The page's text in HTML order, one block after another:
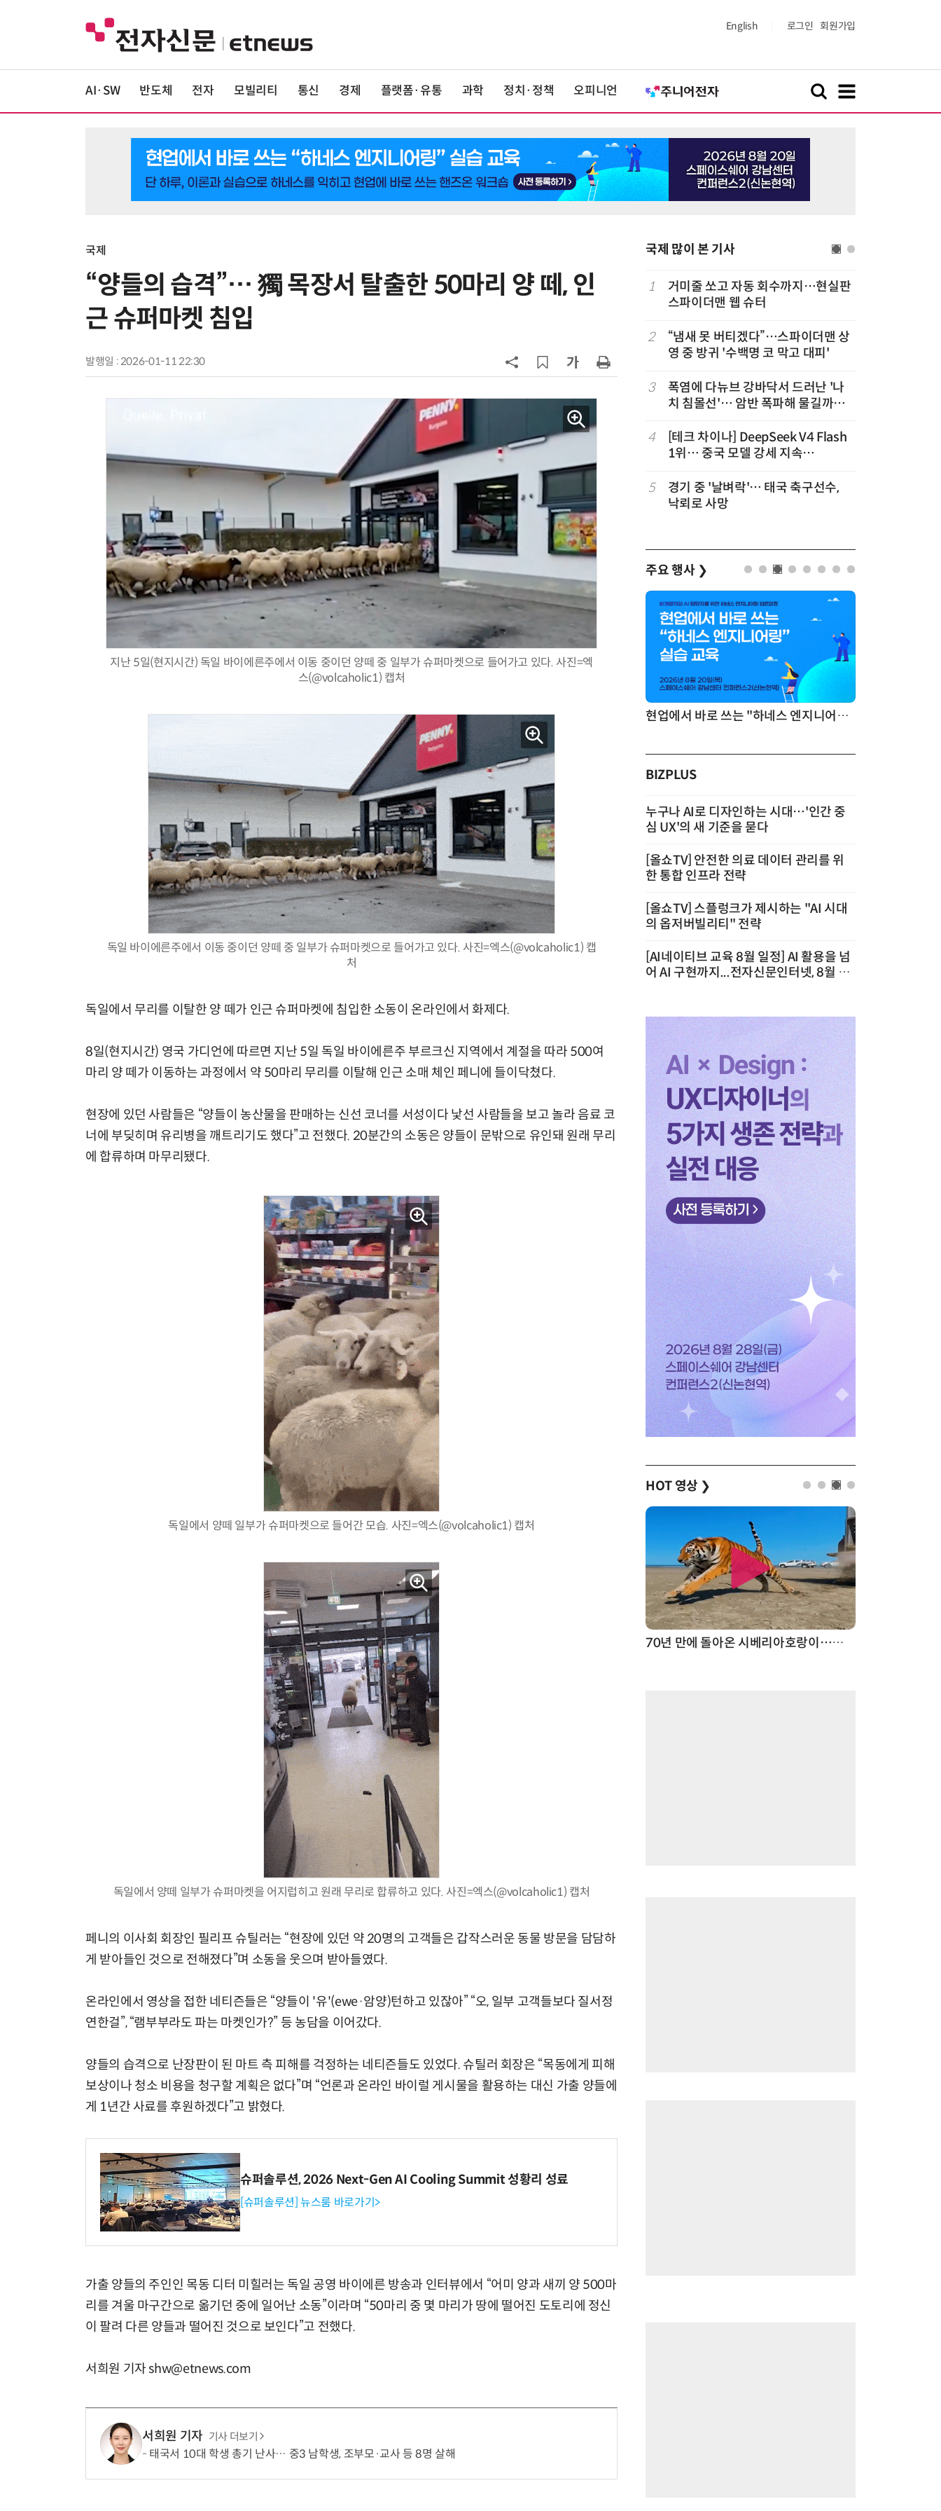
English 로그인 회원가입
AI·SW 반도체 전자 모빌리티 통신 경제 플랫폼·유통 과학 정치·정책 오피니언
국제
“양들의 습격”… 獨 목장서 탈출한 50마리 양 떼, 인
근 슈퍼마켓 침입
발행일 : 2026-01-11 22:30
지난 5일(현지시간) 독일 바이에른주에서 이동 중이던 양떼 중 일부가 슈퍼마켓으로 들어가고 있다. 사진=엑
스(@volcaholic1) 캡처
독일 바이에른주에서 이동 중이던 양떼 중 일부가 슈퍼마켓으로 들어가고 있다. 사진=엑스(@volcaholic1) 캡
처
독일에서 무리를 이탈한 양 떼가 인근 슈퍼마켓에 침입한 소동이 온라인에서 화제다.
8일(현지시간) 영국 가디언에 따르면 지난 5일 독일 바이에른주 부르크신 지역에서 계절을 따라 500여
마리 양 떼가 이동하는 과정에서 약 50마리 무리를 이탈해 인근 소매 체인 페니에 들이닥쳤다.
현장에 있던 사람들은 “양들이 농산물을 판매하는 신선 코너를 서성이다 낯선 사람들을 보고 놀라 음료 코
너에 부딪히며 유리병을 깨트리기도 했다”고 전했다. 20분간의 소동은 양들이 문밖으로 유인돼 원래 무리
에 합류하며 마무리됐다.
독일에서 양떼 일부가 슈퍼마켓으로 들어간 모습. 사진=엑스(@volcaholic1) 캡처
독일에서 양떼 일부가 슈퍼마켓을 어지럽히고 원래 무리로 합류하고 있다. 사진=엑스(@volcaholic1) 캡처
페니의 이사회 회장인 필리프 슈틸러는 “현장에 있던 약 20명의 고객들은 갑작스러운 동물 방문을 담담하
게 받아들인 것으로 전해졌다”며 소동을 웃으며 받아들였다.
온라인에서 영상을 접한 네티즌들은 “양들이 '유'(ewe·암양)턴하고 있잖아” “오, 일부 고객들보다 질서정
연한걸”, “램부부라도 파는 마켓인가?” 등 농담을 이어갔다.
양들의 습격으로 난장판이 된 마트 측 피해를 걱정하는 네티즌들도 있었다. 슈틸러 회장은 “목동에게 피해
보상이나 청소 비용을 청구할 계획은 없다”며 “언론과 온라인 바이럴 게시물을 활용하는 대신 가출 양들에
게 1년간 사료를 후원하겠다”고 밝혔다.
슈퍼솔루션, 2026 Next-Gen AI Cooling Summit 성황리 성료
[슈퍼솔루션] 뉴스룸 바로가기>
가출 양들의 주인인 목동 디터 미힐러는 독일 공영 바이에른 방송과 인터뷰에서 “어미 양과 새끼 양 500마
리를 겨울 마구간으로 옮기던 중에 일어난 소동”이라며 “50마리 중 몇 마리가 땅에 떨어진 도토리에 정신
이 팔려 다른 양들과 떨어진 것으로 보인다”고 전했다.
서희원 기자 shw@etnews.com
서희원 기자 기사 더보기
태국서 10대 학생 총기 난사… 중3 남학생, 조부모·교사 등 8명 살해
국제 많이 본 기사
6
19세 공주도 입대…덴마크, 국방력
엔비디아, HBM 독주 흔들”
인 인플루언서 체포… 7대 연쇄추돌
후 도망가
진정한 우정?…친구 구하려다 둘 다
의자 틈에 목이 낀 순간
10
“설마, 삼전닉스가 하루새 반토막날
까”…월가에 판돈 몰린다는데
1
거미줄 쏘고 자동 회수까지…현실판
스파이더맨 웹 슈터
2
“냄새 못 버티겠다”…스파이더맨 상
영 중 방귀 '수백명 코 막고 대피'
3
폭염에 다뉴브 강바닥서 드러난 '나
치 침몰선'… 암반 폭파해 물길까지
4
[테크 차이나] DeepSeek V4 Flash
1위… 중국 모델 강세 지속
순위)
5
경기 중 '날벼락'… 태국 축구선수,
낙뢰로 사망
주요 행사 ❯
AI Native Enterprise를 지원하는 AI Ready Data 플랫폼 활용 전략 AI 시대의 옵저버빌리티: GPU·LLM 모니터링부터 AI 기반 장애 대응까지 현업에서 바로 쓰는 "하네스 엔지니어링" 실습 교육
BIZPLUS
누구나 AI로 디자인하는 시대…'인간 중
심 UX'의 새 기준을 묻다
[올쇼TV] 안전한 의료 데이터 관리를 위
한 통합 인프라 전략
[올쇼TV] 스플렁크가 제시하는 "AI 시대
의 옵저버빌리티" 전략
[AI네이티브 교육 8월 일정] AI 활용을 넘
어 AI 구현까지...전자신문인터넷, 8월 실
HOT 영상 ❯
진정한 우정?…친구 구하려다 둘 다 의자 틈에 목이 낀 순간 70년 만에 돌아온 시베리아호랑이…카자흐스탄 야생에 풀렸다